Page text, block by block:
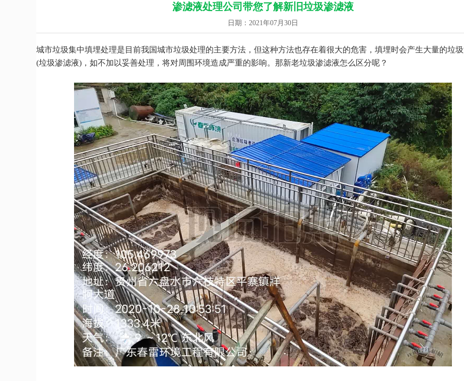
渗滤液处理公司带您了解新旧垃圾渗滤液
日期：2021年07月30日
城市垃圾集中填埋处理是目前我国城市垃圾处理的主要方法，但这种方法也存在着很大的危害，填埋时会产生大量的垃
(垃圾渗滤液)，如不加以妥善处理，将对周围环境造成严重的影响。那新老垃圾渗滤液怎么区分呢？